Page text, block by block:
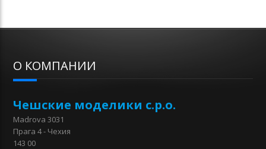
О КОМПАНИИ
Чешские моделики с.р.о.
Madrova 3031
Прага 4 - Чехия
143 00